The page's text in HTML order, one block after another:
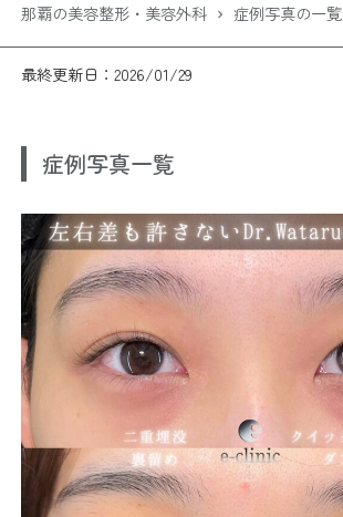
那覇の美容整形・美容外科 症例写真の一覧
最終更新日：2026/01/29
症例写真一覧